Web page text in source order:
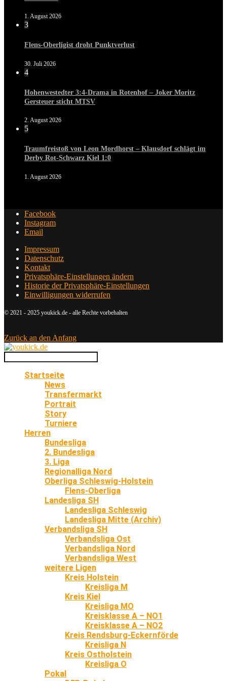
1. August 2026
3
Flens-Oberligist droht Punktverlust
30. Juli 2026
4
Hohenwestedter 3:4-Drama in Rotenhof – Joker Moritz
Gersteuer sticht MTSV
2. August 2026
5
Traumfreistoß von Leon Mordhorst – Klausdorf schlägt im
Derby Rot-Schwarz Kiel 1:0
1. August 2026
Facebook
Instagram
Email
Impressum
Datenschutz
Kontakt
Privatsphäre-Einstellungen ändern
Historie der Privatsphäre-Einstellungen
Einwilligungen widerrufen
© 2021 - 2025 youkick.de - alle Rechte vorbehalten
Zurück an den Anfang
Startseite
News
Transfermarkt
Portrait
Story
Turniere
Herren
Bundesliga
2. Bundesliga
3. Liga
Regionalliga Nord
Oberliga Schleswig-Holstein
Flens-Oberliga
Landesliga SH
Landesliga Schleswig
Landesliga Mitte (Archiv)
Verbandsliga SH
Verbandsliga Ost
Verbandsliga Nord
Verbandsliga West
weitere Ligen
Kreis Holstein
Kreisliga M
Kreis Kiel
Kreisliga MO
Kreisklasse A – NO1
Kreisklasse A – NO2
Kreis Rendsburg-Eckernförde
Kreisliga N
Kreis Ostholstein
Kreisliga O
Pokal